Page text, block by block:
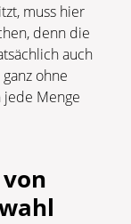
muss hier
denn die
auch
ohne
jede Menge